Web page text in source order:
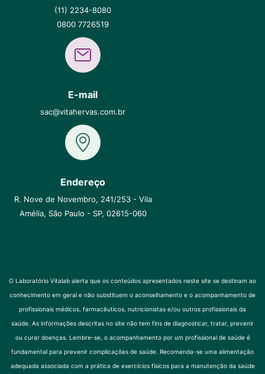
(11) 2234-8080
0800 7726519
E-mail
sac@vitahervas.com.br
Endereço
R. Nove de Novembro, 241/253 - Vila
Amélia, São Paulo - SP, 02615-060
O Laboratório Vitalab alerta que os conteúdos apresentados neste site se destinam ao
conhecimento em geral e não substituem o aconselhamento e o acompanhamento de
profissionais médicos, farmacêuticos, nutricionistas e/ou outros profissionais da
saúde. As informações descritas no site não tem fins de diagnosticar, tratar, prevenir
ou curar doenças. Lembre-se, o acompanhamento por um profissional de saúde é
fundamental para prevenir complicações de saúde. Recomenda-se uma alimentação
adequada associada com a prática de exercícios físicos para a manutenção da saúde